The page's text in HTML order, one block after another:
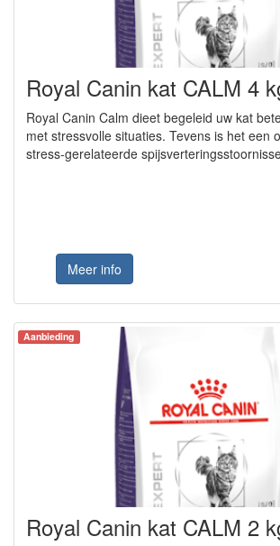
Royal Canin kat CALM 4
Royal Canin Calm dieet begeleid uw kat
met stressvolle situaties. Tevens is het een
stress-gerelateerde
Meer info
Aanbieding
Royal Canin kat CALM 2